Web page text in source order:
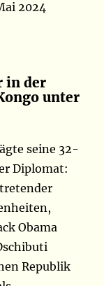
2024
in der
unter
seine 32-
Diplomat:
Obama
Republik